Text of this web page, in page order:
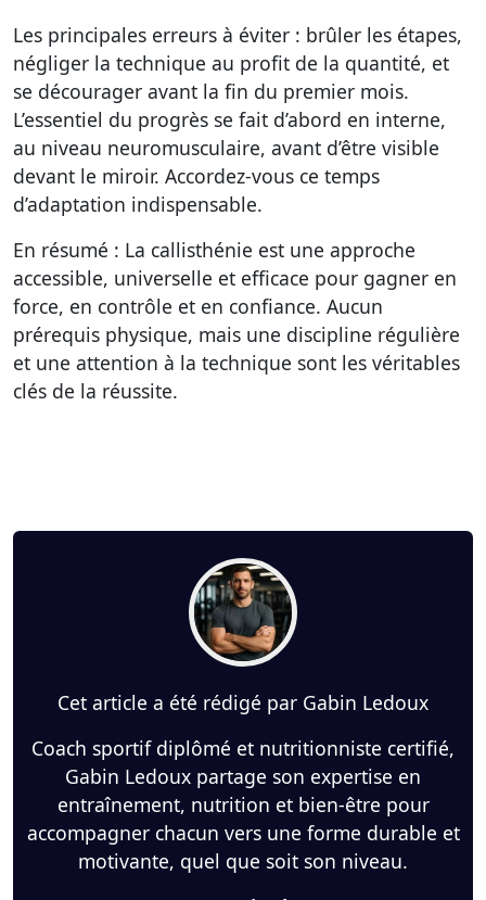
Les principales erreurs à éviter : brûler les étapes,
négliger la technique au profit de la quantité, et
se décourager avant la fin du premier mois.
L’essentiel du progrès se fait d’abord en interne,
au niveau neuromusculaire, avant d’être visible
devant le miroir. Accordez-vous ce temps
d’adaptation indispensable.
En résumé : La callisthénie est une approche
accessible, universelle et efficace pour gagner en
force, en contrôle et en confiance. Aucun
prérequis physique, mais une discipline régulière
et une attention à la technique sont les véritables
clés de la réussite.
Cet article a été rédigé par Gabin Ledoux
Coach sportif diplômé et nutritionniste certifié,
Gabin Ledoux partage son expertise en
entraînement, nutrition et bien-être pour
accompagner chacun vers une forme durable et
motivante, quel que soit son niveau.